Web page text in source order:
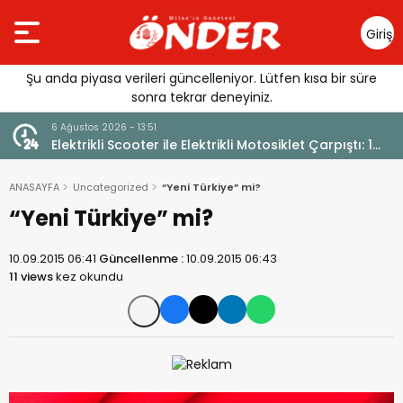
Giriş
Yap
Şu anda piyasa verileri güncelleniyor. Lütfen kısa bir süre
sonra tekrar deneyiniz.
6 Ağustos 2026 - 13:51
Elektrikli Scooter ile Elektrikli Motosiklet Çarpıştı: 1
Yaralı
ANASAYFA Uncategorized “Yeni Türkiye” mi?
“Yeni Türkiye” mi?
10.09.2015 06:41 Güncellenme :10.09.2015 06:43
11 viewskez okundu